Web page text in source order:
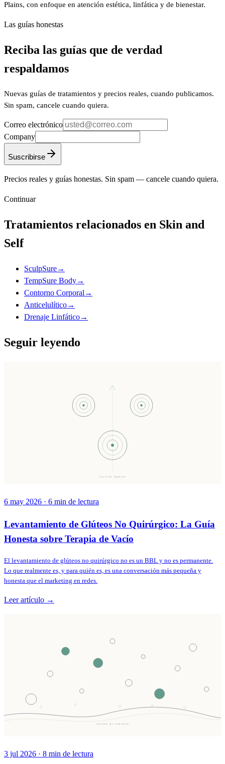
Plains, con enfoque en atención estética, linfática y de bienestar.
Las guías honestas
Reciba las guías que de verdad
respaldamos
Nuevas guías de tratamientos y precios reales, cuando publicamos.
Sin spam, cancele cuando quiera.
Correo electrónico
Company
Suscribirse
Precios reales y guías honestas. Sin spam — cancele cuando quiera.
Continuar
Tratamientos relacionados en Skin and
Self
SculpSure→
TempSure Body→
Contorno Corporal →
Anticelulítico→
Drenaje Linfático→
Seguir leyendo
VACUUM THERAPY
6 may 2026 · 6 min de lectura
Levantamiento de Glúteos No Quirúrgico: La Guía
Honesta sobre Terapia de Vacío
El levantamiento de glúteos no quirúrgico no es un BBL y no es permanente.
Lo que realmente es, y para quién es, es una conversación más pequeña y
honesta que el marketing en redes.
Leer artículo →
OXYGEN, BY PARADOX
3 jul 2026 · 8 min de lectura